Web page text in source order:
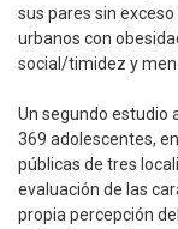
sus pares sin
urbanos con
social/timidez y
Un segundo estudio
369 adolescentes,
públicas de tres
evaluación de las
propia percepción